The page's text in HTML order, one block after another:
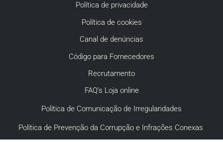
Política de privacidade
Política de cookies
Canal de denúncias
Código para Fornecedores
Recrutamento
FAQ’s Loja online
Política de Comunicação de Irregularidades
Política de Prevenção da Corrupção e Infrações Conexas